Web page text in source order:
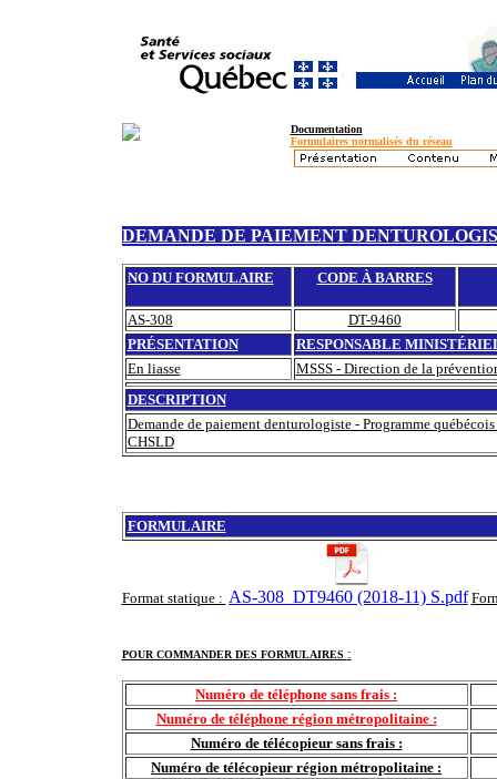
Documentation
Formulaires normalisés du réseau
DEMANDE DE PAIEMENT
NO DU FORMULAIRE CODE À BARRES
AS-308
DT-9460
PRÉSENTATION
RESPONSABLE
En liasse
MSSS - Direction de la
DESCRIPTION
Demande de paiement denturologiste - Programme
CHSLD
FORMULAIRE
Format statique : AS-308_DT9460 (2018-11) S.pdf
POUR COMMANDER DES FORMULAIRES :
Numéro de téléphone sans frais :
Numéro de téléphone région métropolitaine :
Numéro de télécopieur sans frais :
Numéro de télécopieur région métropolitaine :